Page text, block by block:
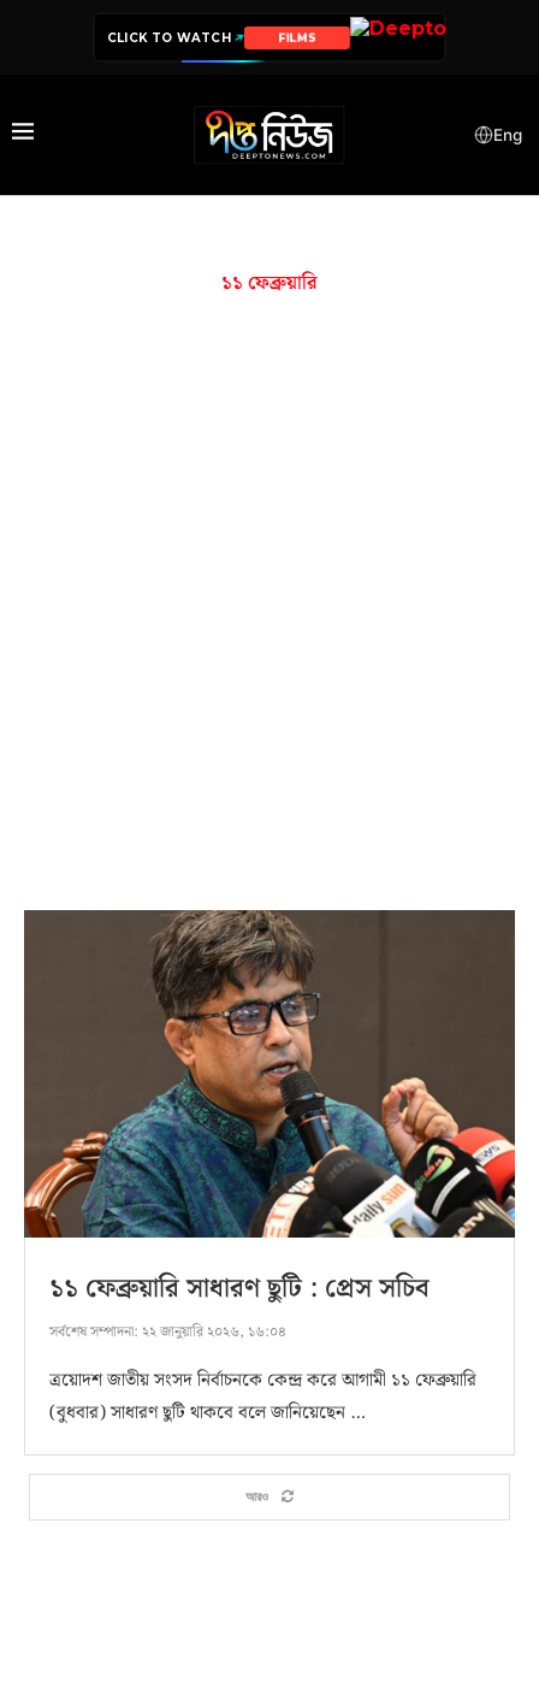
CLICK TO WATCH FILMS
Eng
১১ ফেব্রুয়ারি
১১ ফেব্রুয়ারি সাধারণ ছুটি : প্রেস সচিব
সর্বশেষ সম্পাদনা: ২২ জানুয়ারি ২০২৬, ১৬:০৪
ত্রয়োদশ জাতীয় সংসদ নির্বাচনকে কেন্দ্র করে আগামী ১১ ফেব্রুয়ারি
(বুধবার) সাধারণ ছুটি থাকবে বলে জানিয়েছেন …
আরও